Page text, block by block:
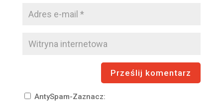
AntySpam-Zaznacz: